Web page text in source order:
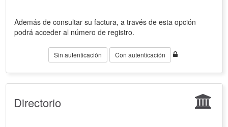
Además de consultar su factura, a través de esta opción
podrá acceder al número de registro.
Sin autenticación Con autenticación
Directorio